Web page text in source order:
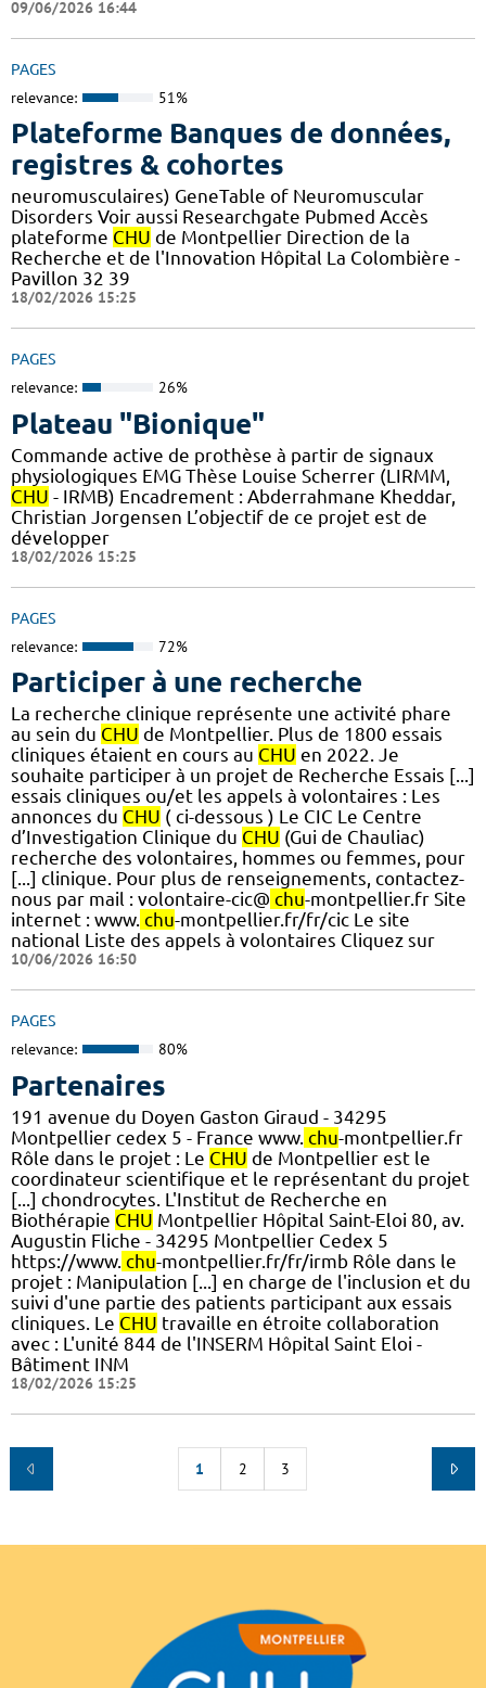
09/06/2026 16:44
PAGES
relevance: 51%
Plateforme Banques de données,
registres & cohortes
neuromusculaires) GeneTable of Neuromuscular
Disorders Voir aussi Researchgate Pubmed Accès
plateforme CHU de Montpellier Direction de la
Recherche et de l'Innovation Hôpital La Colombière -
Pavillon 32 39
18/02/2026 15:25
PAGES
relevance: 26%
Plateau "Bionique"
Commande active de prothèse à partir de signaux
physiologiques EMG Thèse Louise Scherrer (LIRMM,
CHU - IRMB) Encadrement : Abderrahmane Kheddar,
Christian Jorgensen L’objectif de ce projet est de
développer
18/02/2026 15:25
PAGES
relevance: 72%
Participer à une recherche
La recherche clinique représente une activité phare
au sein du CHU de Montpellier. Plus de 1800 essais
cliniques étaient en cours au CHU en 2022. Je
souhaite participer à un projet de Recherche Essais [...]
essais cliniques ou/et les appels à volontaires : Les
annonces du CHU ( ci-dessous ) Le CIC Le Centre
d’Investigation Clinique du CHU (Gui de Chauliac)
recherche des volontaires, hommes ou femmes, pour
[...] clinique. Pour plus de renseignements, contactez-
nous par mail : volontaire-cic@ chu-montpellier.fr Site
internet : www. chu-montpellier.fr/fr/cic Le site
national Liste des appels à volontaires Cliquez sur
10/06/2026 16:50
PAGES
relevance: 80%
Partenaires
191 avenue du Doyen Gaston Giraud - 34295
Montpellier cedex 5 - France www. chu-montpellier.fr
Rôle dans le projet : Le CHU de Montpellier est le
coordinateur scientifique et le représentant du projet
[...] chondrocytes. L'Institut de Recherche en
Biothérapie CHU Montpellier Hôpital Saint-Eloi 80, av.
Augustin Fliche - 34295 Montpellier Cedex 5
https://www. chu-montpellier.fr/fr/irmb Rôle dans le
projet : Manipulation [...] en charge de l'inclusion et du
suivi d'une partie des patients participant aux essais
cliniques. Le CHU travaille en étroite collaboration
avec : L'unité 844 de l'INSERM Hôpital Saint Eloi -
Bâtiment INM
18/02/2026 15:25
1 2 3